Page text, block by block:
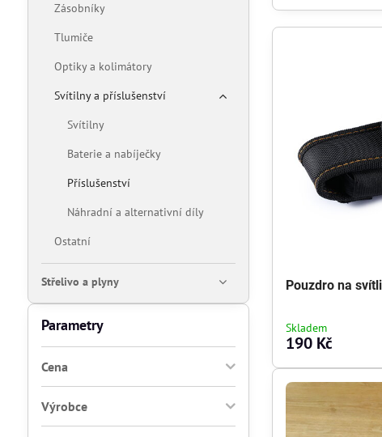
Pouzdro na
Skladem
190 Kč
Parametry
Cena
Výrobce
Zásobníky
Tlumiče
Optiky a kolimátory
Svítilny a příslušenství
Svítilny
Baterie a nabíječky
Příslušenství
Náhradní a alternativní díly
Ostatní
Střelivo a plyny